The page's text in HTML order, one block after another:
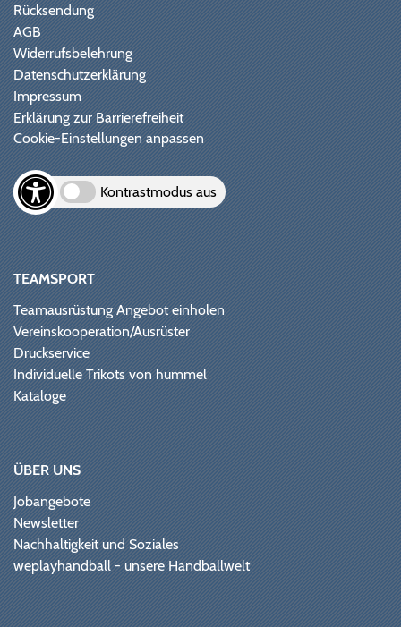
Rücksendung
AGB
Widerrufsbelehrung
Datenschutzerklärung
Impressum
Erklärung zur Barrierefreiheit
Cookie-Einstellungen anpassen
Kontrastmodus aus
TEAMSPORT
Teamausrüstung Angebot einholen
Vereinskooperation/Ausrüster
Druckservice
Individuelle Trikots von hummel
Kataloge
ÜBER UNS
Jobangebote
Newsletter
Nachhaltigkeit und Soziales
weplayhandball - unsere Handballwelt